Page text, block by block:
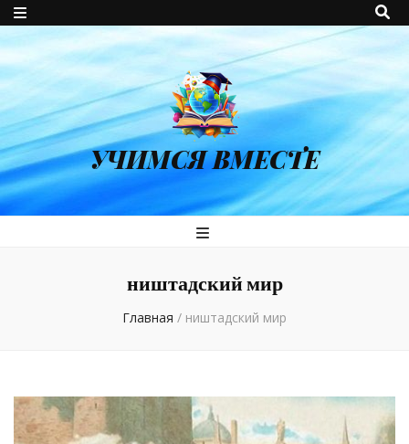
УЧИМСЯ ВМЕСТЕ
ништадский мир
Главная / ништадский мир